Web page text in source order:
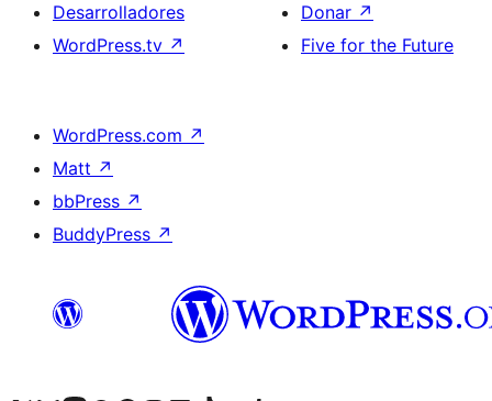
Desarrolladores
WordPress.tv ↗
Donar ↗
Five for the Future
WordPress.com ↗
Matt ↗
bbPress ↗
BuddyPress ↗